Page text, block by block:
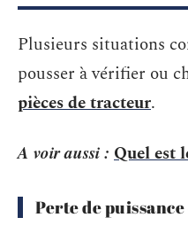
Plusieurs situations
pousser à vérifier ou
pièces de tracteur.
A voir aussi : Quel est
Perte de